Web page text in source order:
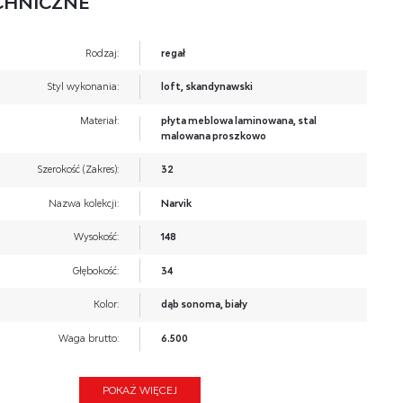
Rodzaj: regał
Styl wykonania: loft, skandynawski
Materiał:
płyta meblowa laminowana, stal
malowana proszkowo
Szerokość (Zakres): 32
Nazwa kolekcji: Narvik
Wysokość: 148
Głębokość: 34
Kolor: dąb sonoma, biały
Waga brutto: 6.500
POKAŻ WIĘCEJ